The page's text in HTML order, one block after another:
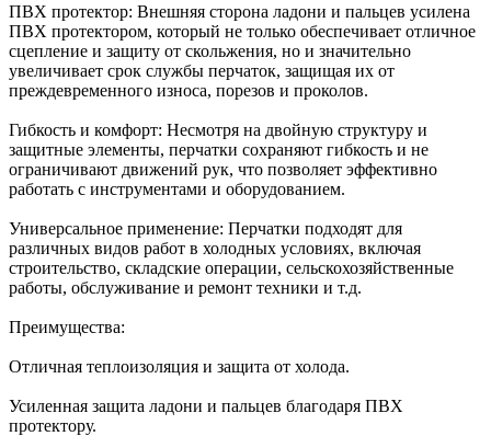
ПВХ протектор: Внешняя сторона ладони и пальцев усилена
ПВХ протектором, который не только обеспечивает отличное
сцепление и защиту от скольжения, но и значительно
увеличивает срок службы перчаток, защищая их от
преждевременного износа, порезов и проколов.
Гибкость и комфорт: Несмотря на двойную структуру и
защитные элементы, перчатки сохраняют гибкость и не
ограничивают движений рук, что позволяет эффективно
работать с инструментами и оборудованием.
Универсальное применение: Перчатки подходят для
различных видов работ в холодных условиях, включая
строительство, складские операции, сельскохозяйственные
работы, обслуживание и ремонт техники и т.д.
Преимущества:
Отличная теплоизоляция и защита от холода.
Усиленная защита ладони и пальцев благодаря ПВХ
протектору.